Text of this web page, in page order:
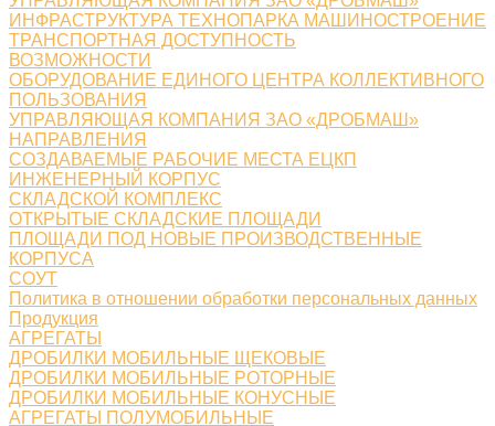
ИНФРАСТРУКТУРА ТЕХНОПАРКА МАШИНОСТРОЕНИЕ
ТРАНСПОРТНАЯ ДОСТУПНОСТЬ
ВОЗМОЖНОСТИ
ОБОРУДОВАНИЕ ЕДИНОГО ЦЕНТРА КОЛЛЕКТИВНОГО
ПОЛЬЗОВАНИЯ
УПРАВЛЯЮЩАЯ КОМПАНИЯ ЗАО «ДРОБМАШ»
НАПРАВЛЕНИЯ
СОЗДАВАЕМЫЕ РАБОЧИЕ МЕСТА ЕЦКП
ИНЖЕНЕРНЫЙ КОРПУС
СКЛАДСКОЙ КОМПЛЕКС
ОТКРЫТЫЕ СКЛАДСКИЕ ПЛОЩАДИ
ПЛОЩАДИ ПОД НОВЫЕ ПРОИЗВОДСТВЕННЫЕ
КОРПУСА
СОУТ
Политика в отношении обработки персональных данных
Продукция
АГРЕГАТЫ
ДРОБИЛКИ МОБИЛЬНЫЕ ЩЕКОВЫЕ
ДРОБИЛКИ МОБИЛЬНЫЕ РОТОРНЫЕ
ДРОБИЛКИ МОБИЛЬНЫЕ КОНУСНЫЕ
АГРЕГАТЫ ПОЛУМОБИЛЬНЫЕ